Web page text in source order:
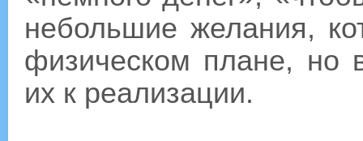
небольшие желания,
физическом плане, но
их к реализации.